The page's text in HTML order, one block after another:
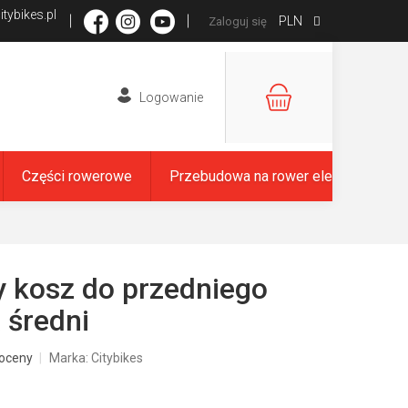
PLN
Zaloguj się
KOSZYK
Części rowerowe Przebudowa na rower elektryczny
kosz do przedniego
średni
Marka: Citybikes